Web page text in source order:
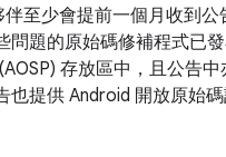
至少會提前一個月收到公
問題的原始碼修補程式已
存放區中，且公告
也提供 Android 開放原始